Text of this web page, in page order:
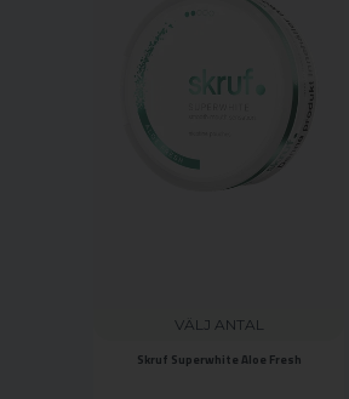
VÄLJ ANTAL
Skruf Superwhite Aloe Fresh